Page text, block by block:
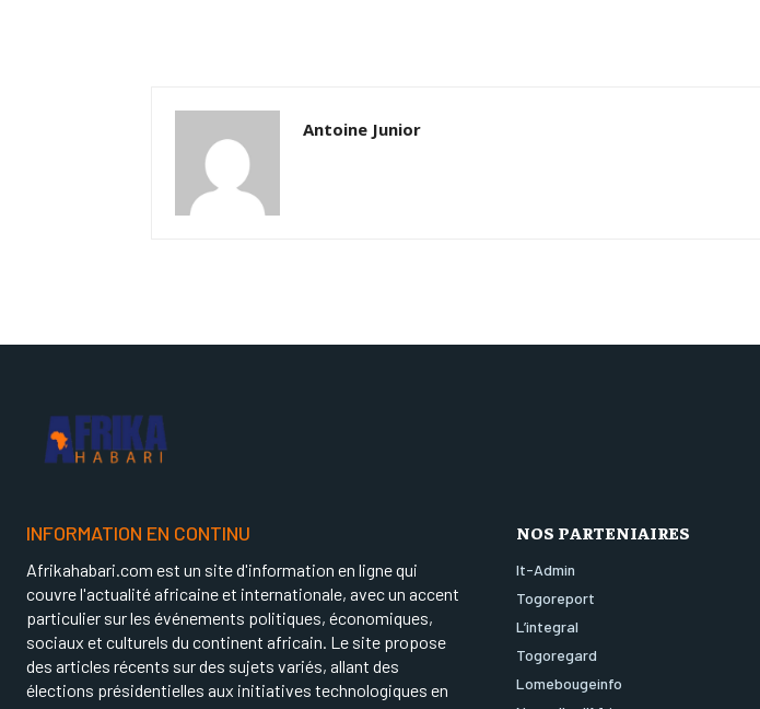
Antoine Junior
INFORMATION EN CONTINU
Afrikahabari.com est un site d'information en ligne qui
couvre l'actualité africaine et internationale, avec un accent
particulier sur les événements politiques, économiques,
sociaux et culturels du continent africain. Le site propose
des articles récents sur des sujets variés, allant des
élections présidentielles aux initiatives technologiques en
NOS PARTENIAIRES
It-Admin
Togoreport
L’integral
Togoregard
Lomebougeinfo